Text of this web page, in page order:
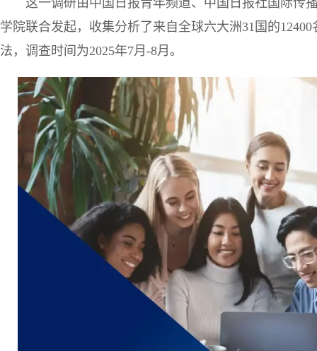
这一调研由中国日报青年频道、中国日报社国际传
学院联合发起，收集分析了来自全球六大洲31国的
法，调查时间为2025年7月-8月。